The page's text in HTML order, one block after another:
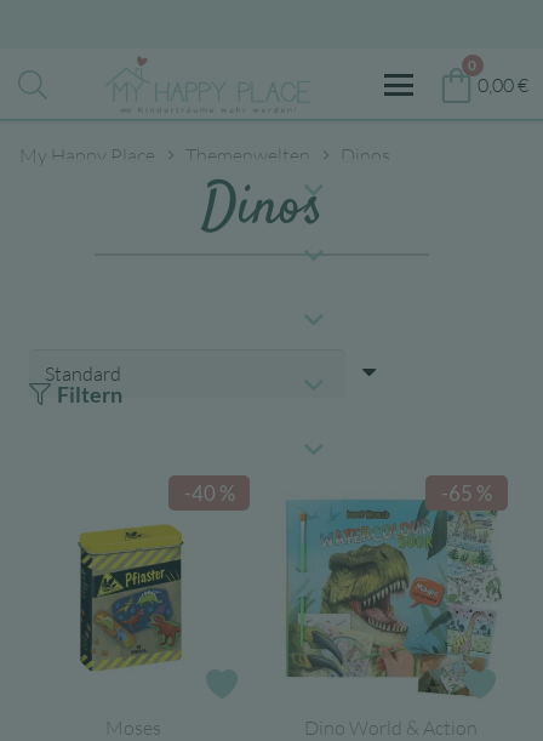
0
0,00€
My Happy Place Themenwelten Dinos
Dinos
Filtern
-40 %
Moses
-65 %
Dino World & Action